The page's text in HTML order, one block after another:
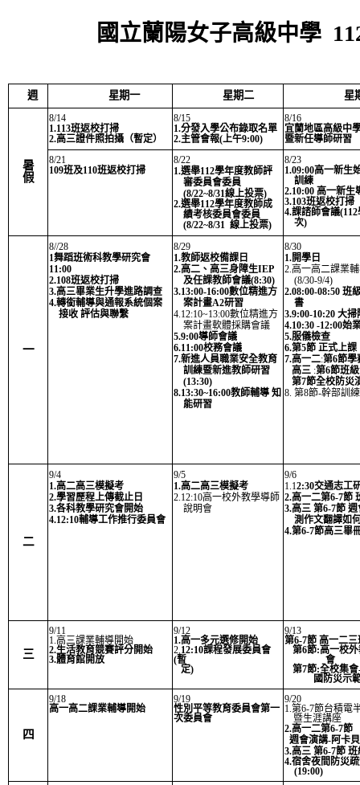
國立蘭陽女子高級中學
週 星期一 星期二 星
暑
假
8/14
1.113班返校打掃
2.高三證件照拍攝（暫定）
8/15
1.分發入學公布錄取名單
2.主管會報(上午9:00)
8/16
宜蘭地區高級中
暨新任導師研習
8/21
109班及110班返校打掃
8/22
1.選舉112學年度教師評
審委員會委員
(8/22~8/31線上投票)
2.選舉112學年度教師成
績考核委員會委員
(8/22~8/31 線上投票)
8/23
1.09:00高一新生
訓練
2.10:00 高一新生
3.103班返校打掃
4.課諮師會議
次)
一
8//28
1舞蹈班術科教學研究會
11:00
2.108班返校打掃
3.高三畢業生升學進路調查
4.轉銜輔導與通報系統個案
接收 評估與聯繫
8/29
1.教師返校備課日
2.高二、高三身障生IEP
及任課教師會議(8:30)
3.13:00-16:00數位精進方
案計畫A2研習
4.12:10~13:00數位精進方
案計畫軟體採購會議
5.9:00導師會議
6.11:00校務會議
7.新進人員職業安全教育
訓練暨新進教師研習
(13:30)
8.13:30~16:00教師輔導 知
能研習
8/30
1.開學日
2.高一高二課業
(8/30-9/4)
2.08:00-08:50 班
書
3.9:00-10:20 大掃
4.10:30 -12:00始
5.服儀檢查
6.第5節 正式上課
7.高一二:第6節學
高三 :第6節班
第7節全校防災
8. 第8節-幹部訓練
二
9/4
1.高二高三模擬考
2.學習歷程上傳截止日
3.各科教學研究會開始
4.12:10輔導工作推行委員會
9/5
1.高二高三模擬考
2.12:10高一校外教學導師
說明會
9/6
1.12:30交通志工
2.高一二第6-7節
3.高三 第6-7節
測作文翻譯如
4.第6-7節高三畢
三
9/11
1.高三課業輔導開始
2.生活教育競賽評分開始
3.體育館開放
9/12
1.高一多元選修開始
2.12:10課程發展委員會
(暫
定)
9/13
第6-7節 高一二
第6節:高一校
會
第7節:全校集
國防災示範
四
9/18
高一高二課業輔導開始
9/19
性別平等教育委員會第一
次委員會
9/20
1.第6-7節台積電
暨生涯講座
2.高一二第6-7節
週會演講-阿卡
3.高三 第6-7節
4.宿舍夜間防災
(19:00)